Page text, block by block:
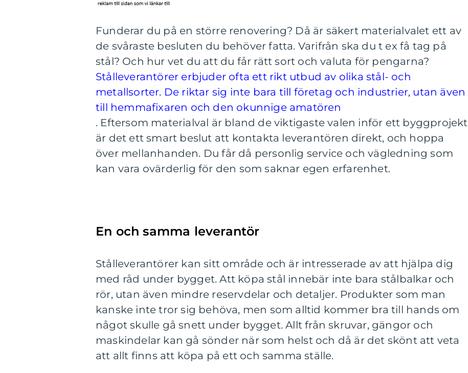
Funderar du på en större renovering? Då är säkert materialvalet ett av
de svåraste besluten du behöver fatta. Varifrån ska du t ex få tag på
stål? Och hur vet du att du får rätt sort och valuta för pengarna?
Stålleverantörer erbjuder ofta ett rikt utbud av olika stål- och
metallsorter. De riktar sig inte bara till företag och industrier, utan även
till hemmafixaren och den okunnige amatören
. Eftersom materialval är bland de viktigaste valen inför ett byggprojekt
är det ett smart beslut att kontakta leverantören direkt, och hoppa
över mellanhanden. Du får då personlig service och vägledning som
kan vara ovärderlig för den som saknar egen erfarenhet.
En och samma leverantör
Stålleverantörer kan sitt område och är intresserade av att hjälpa dig
med råd under bygget. Att köpa stål innebär inte bara stålbalkar och
rör, utan även mindre reservdelar och detaljer. Produkter som man
kanske inte tror sig behöva, men som alltid kommer bra till hands om
något skulle gå snett under bygget. Allt från skruvar, gängor och
maskindelar kan gå sönder när som helst och då är det skönt att veta
att allt finns att köpa på ett och samma ställe.